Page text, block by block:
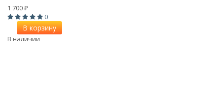
1 700 ₽
0
В корзину
В наличии